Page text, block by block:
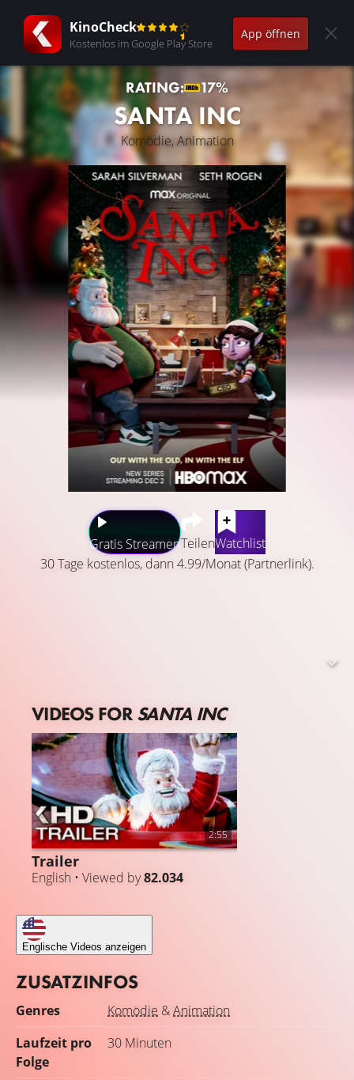
KinoCheck
Kostenlos im Google Play Store
App öffnen
RATING: 17%
SANTA INC
Komödie, Animation
Gratis StreamenTeilenWatchlist
30 Tage kostenlos, dann 4.99/Monat (Partnerlink).
abgeworben wird, verfolgt Candy ihren ultimativen Traum
VIDEOS FORSANTA INC
2:55
Trailer
English • Viewed by82.034
Englische Videos anzeigen
ZUSATZINFOS
Genres Komödie &Animation
Laufzeit pro
Folge
30 Minuten